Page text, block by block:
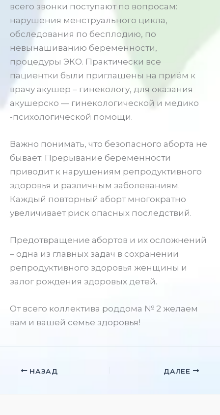
всего звонки поступают по вопросам:
нарушения менструального цикла,
обследования по бесплодию, по
невынашиванию беременности,
процедуры ЭКО. Практически все
пациентки были приглашены на приём к
врачу акушер – гинекологу, для оказания
акушерско — гинекологической и медико
-психологической помощи.
Важно понимать, что безопасного аборта не
бывает. Прерывание беременности
приводит к нарушениям репродуктивного
здоровья и различным заболеваниям.
Каждый повторный аборт многократно
увеличивает риск опасных последствий.
Предотвращение абортов и их осложнений
– одна из главных задач в сохранении
репродуктивного здоровья женщины и
залог рождения здоровых детей.
От всего коллектива роддома № 2 желаем
вам и вашей семье здоровья!
НАЗАД ДАЛЕЕ